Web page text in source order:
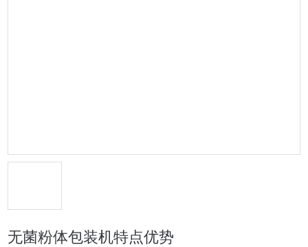
无菌粉体包装机特点优势